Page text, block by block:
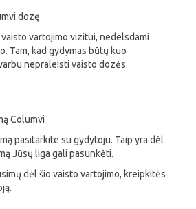
dozę
vartojimo vizitui, nedelsdami
Tam, kad gydymas būtų kuo
nepraleisti vaisto dozės
Columvi
pasitarkite su gydytoju. Taip yra dėl
Jūsų liga gali pasunkėti.
dėl šio vaisto vartojimo, kreipkitės